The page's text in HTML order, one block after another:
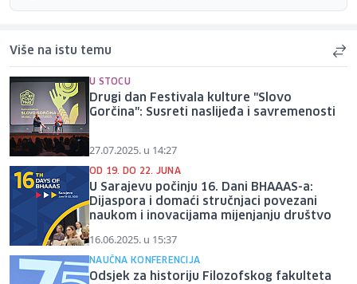
Više na istu temu
U STOCU
Drugi dan Festivala kulture "Slovo
Gorčina": Susreti naslijeđa i savremenosti
27.07.2025. u 14:27
OD 19. DO 22. JUNA
U Sarajevu počinju 16. Dani BHAAAS-a:
Dijaspora i domaći stručnjaci povezani
naukom i inovacijama mijenjanju društvo
16.06.2025. u 15:37
NAUČNA KONFERENCIJA
Odsjek za historiju Filozofskog fakulteta